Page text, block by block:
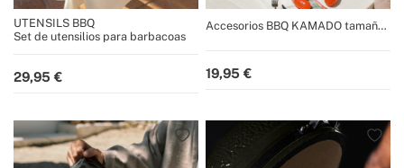
UTENSILS BBQ
Set de utensilios para barbacoas
29,95
Accesorios BBQ KAMADO tamaño
19,95